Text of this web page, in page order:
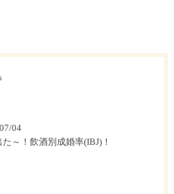
04
～！飲酒別成婚率(IBJ)！